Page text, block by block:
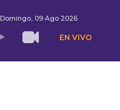
Domingo, 09 Ago 2026
EN VIVO